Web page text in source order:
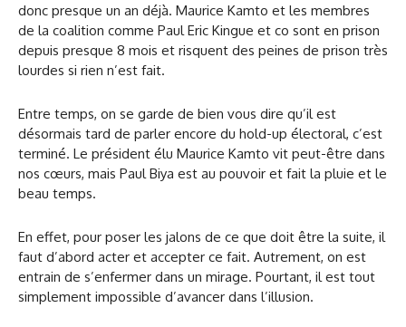
donc presque un an déjà. Maurice Kamto et les membres
de la coalition comme Paul Eric Kingue et co sont en prison
depuis presque 8 mois et risquent des peines de prison très
lourdes si rien n’est fait.
Entre temps, on se garde de bien vous dire qu’il est
désormais tard de parler encore du hold-up électoral, c’est
terminé. Le président élu Maurice Kamto vit peut-être dans
nos cœurs, mais Paul Biya est au pouvoir et fait la pluie et le
beau temps.
En effet, pour poser les jalons de ce que doit être la suite, il
faut d’abord acter et accepter ce fait. Autrement, on est
entrain de s’enfermer dans un mirage. Pourtant, il est tout
simplement impossible d’avancer dans l’illusion.